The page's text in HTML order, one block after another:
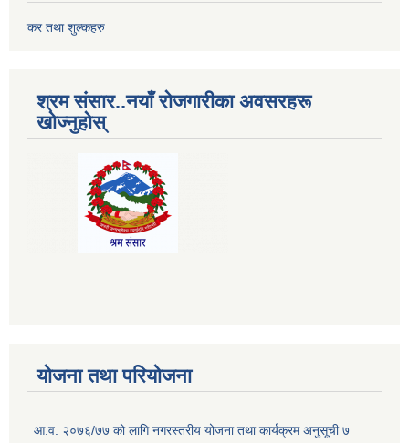
कर तथा शुल्कहरु
श्रम संसार..नयाँ रोजगारीका अवसरहरू
खोज्नुहोस्
योजना तथा परियोजना
आ.व. २०७६/७७ को लागि नगरस्तरीय योजना तथा कार्यक्रम अनुसूची ७